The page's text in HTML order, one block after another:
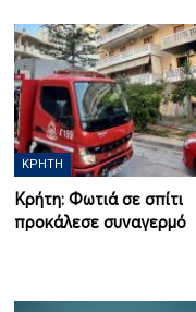
ΚΡΉΤΗ
Κρήτη: Φωτιά σε σπίτι
προκάλεσε συναγερμό